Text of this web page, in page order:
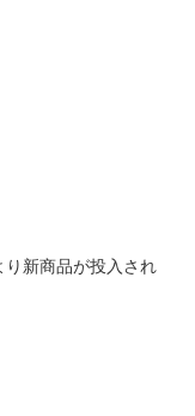
新商品が投入され